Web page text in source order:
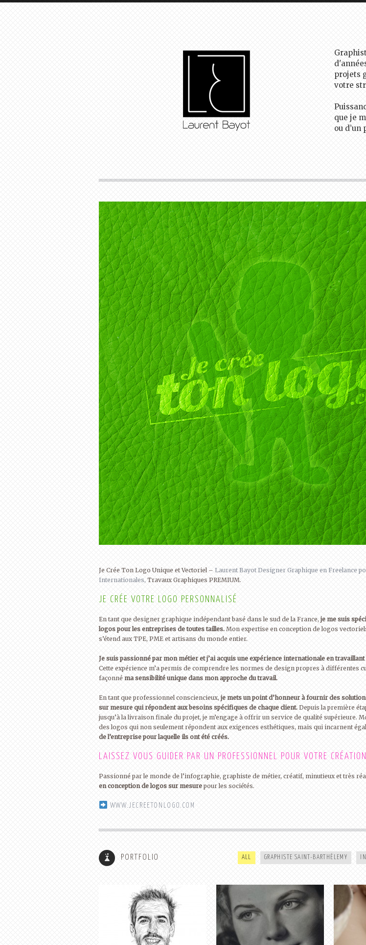
projets
votre
que je
ou
Je Crée Ton Logo Unique et Vectoriel – Laurent Bayot Designer Graphique en Freelance
Internationales, Travaux Graphiques PREMIUM.
JE CRÉE VOTRE LOGO PERSONNALISÉ
En tant que designer graphique indépendant basé dans le sud de la France, je me suis
logos pour les entreprises de toutes tailles. Mon expertise en conception de logos
s’étend aux TPE, PME et artisans du monde entier.
Je suis passionné par mon métier et j’ai acquis une expérience internationale en
Cette expérience m’a permis de comprendre les normes de design propres à différentes
façonné ma sensibilité unique dans mon approche du travail.
En tant que professionnel consciencieux, je mets un point d’honneur à fournir des
sur mesure qui répondent aux besoins spécifiques de chaque client. Depuis la première
jusqu’à la livraison finale du projet, je m’engage à offrir un service de qualité supérieure.
des logos qui non seulement répondent aux exigences esthétiques, mais qui incarnent
de l’entreprise pour laquelle ils ont été créés.
LAISSEZ VOUS GUIDER PAR UN PROFESSIONNEL POUR VOTRE
Passionné par le monde de l’infographie, graphiste de métier, créatif, minutieux et très
en conception de logos sur mesure pour les sociétés.
WWW.JECREETONLOGO.COM
PORTFOLIO ALL GRAPHISTE SAINT-BARTHÉLEMY
GRAPHISTE CRÉATEUR DE LOGOS ET
CRÉATION LOGO PINCEAU
CRÉATION LOGO MARQUE PRÊT-À-